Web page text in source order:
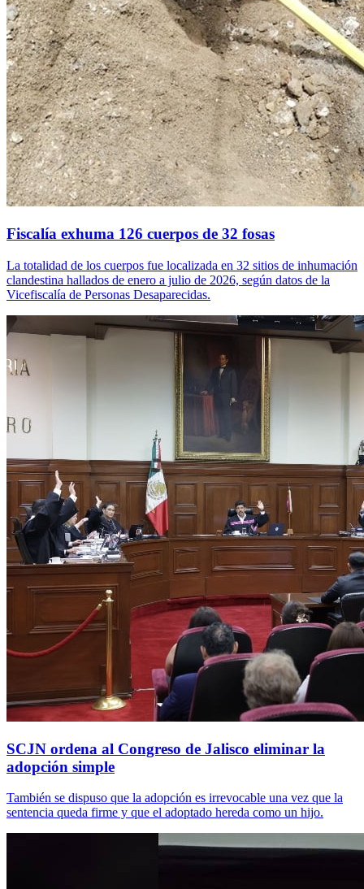
Fiscalía exhuma 126 cuerpos de 32 fosas
La totalidad de los cuerpos fue localizada en 32 sitios de inhumación
clandestina hallados de enero a julio de 2026, según datos de la
Vicefiscalía de Personas Desaparecidas.
SCJN ordena al Congreso de Jalisco eliminar la
adopción simple
También se dispuso que la adopción es irrevocable una vez que la
sentencia queda firme y que el adoptado hereda como un hijo.